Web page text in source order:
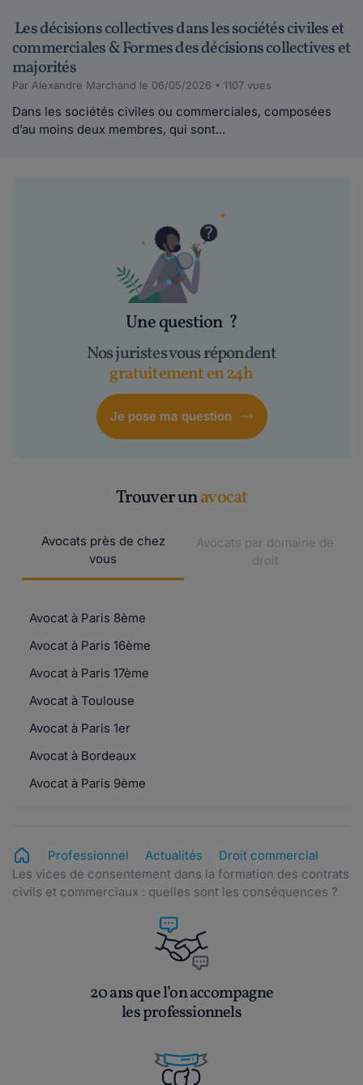
Les décisions collectives dans les sociétés civiles et
commerciales & Formes des décisions collectives et
majorités
Par Alexandre Marchand le 06/05/2026 • 1107 vues
Dans les sociétés civiles ou commerciales, composées
d’au moins deux membres, qui sont...
Une question ?
Nos juristes vous répondent
gratuitement en 24h
Je pose ma question
Trouver unavocat
Avocats près de chez
vous
Avocats par domaine de
droit
Avocat à Paris 8ème
Avocat à Paris 16ème
Avocat à Paris 17ème
Avocat à Toulouse
Avocat à Paris 1er
Avocat à Bordeaux
Avocat à Paris 9ème
Professionnel Actualités
Droit commercial
Les vices de consentement dans la formation des contrats
civils et commerciaux : quelles sont les conséquences ?
20 ans que l’on accompagne
les professionnels